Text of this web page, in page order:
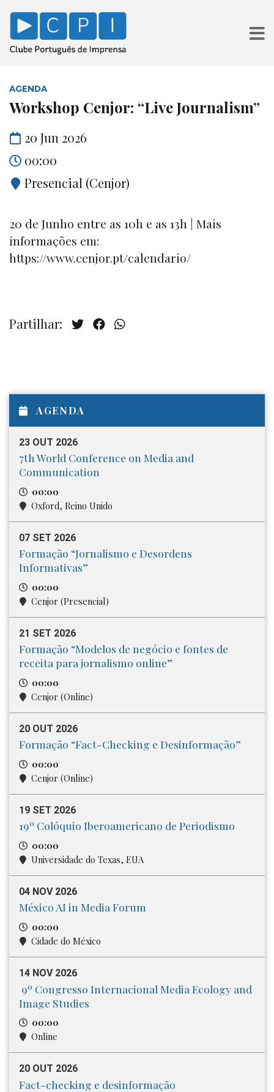
AGENDA
Workshop Cenjor: “Live Journalism”
20 Jun 2026
00:00
Presencial (Cenjor)
20 de Junho entre as 10h e as 13h | Mais
informações em:
https://www.cenjor.pt/calendario/
Partilhar:
AGENDA
23 OUT 2026
7th World Conference on Media and
Communication
00:00
Oxford, Reino Unido
07 SET 2026
Formação “Jornalismo e Desordens
Informativas”
00:00
Cenjor (Presencial)
21 SET 2026
Formação “Modelos de negócio e fontes de
receita para jornalismo online”
00:00
Cenjor (Online)
20 OUT 2026
Formação “Fact-Checking e Desinformação”
00:00
Cenjor (Online)
19 SET 2026
19º Colóquio Iberoamericano de Periodismo
00:00
Universidade do Texas, EUA
04 NOV 2026
México AI in Media Forum
00:00
Cidade do México
14 NOV 2026
9º Congresso Internacional Media​ Ecology and
Image Studies
00:00
Online
20 OUT 2026
Fact-checking e desinformação